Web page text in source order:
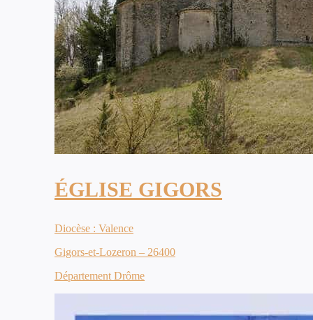
ÉGLISE GIGORS
Diocèse : Valence
Gigors-et-Lozeron – 26400
Département Drôme